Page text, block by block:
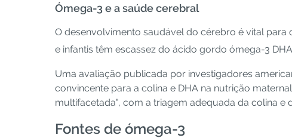
Ómega-3 e a saúde cerebral
O desenvolvimento saudável do cérebro é vital para
e infantis têm escassez do ácido gordo ómega-3
Uma avaliação publicada por investigadores
convincente para a colina e DHA na nutrição
multifacetada", com a triagem adequada da colina
Fontes de ómega-3